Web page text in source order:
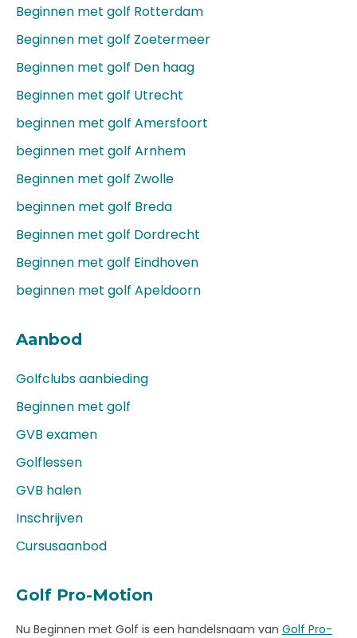
Beginnen met golf Rotterdam
Beginnen met golf Zoetermeer
Beginnen met golf Den haag
Beginnen met golf Utrecht
beginnen met golf Amersfoort
beginnen met golf Arnhem
Beginnen met golf Zwolle
beginnen met golf Breda
Beginnen met golf Dordrecht
Beginnen met golf Eindhoven
beginnen met golf Apeldoorn
Aanbod
Golfclubs aanbieding
Beginnen met golf
GVB examen
Golflessen
GVB halen
Inschrijven
Cursusaanbod
Golf Pro-Motion
Nu Beginnen met Golf is een handelsnaam van Golf Pro-